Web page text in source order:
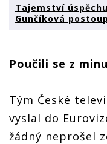
Tajemství
Gunčíková
Poučili se z
Tým České
vyslal do
žádný neprošel